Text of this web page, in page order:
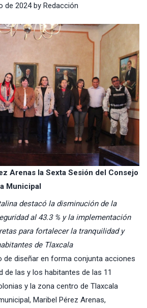
de 2024by Redacción
Arenas la Sexta Sesión del Consejo
Municipal
destacó la disminución de la
al 43.3 % y la implementación
para fortalecer la tranquilidad y
de Tlaxcala
de diseñar en forma conjunta acciones
de las y los habitantes de las 11
y la zona centro de Tlaxcala
Maribel Pérez Arenas,